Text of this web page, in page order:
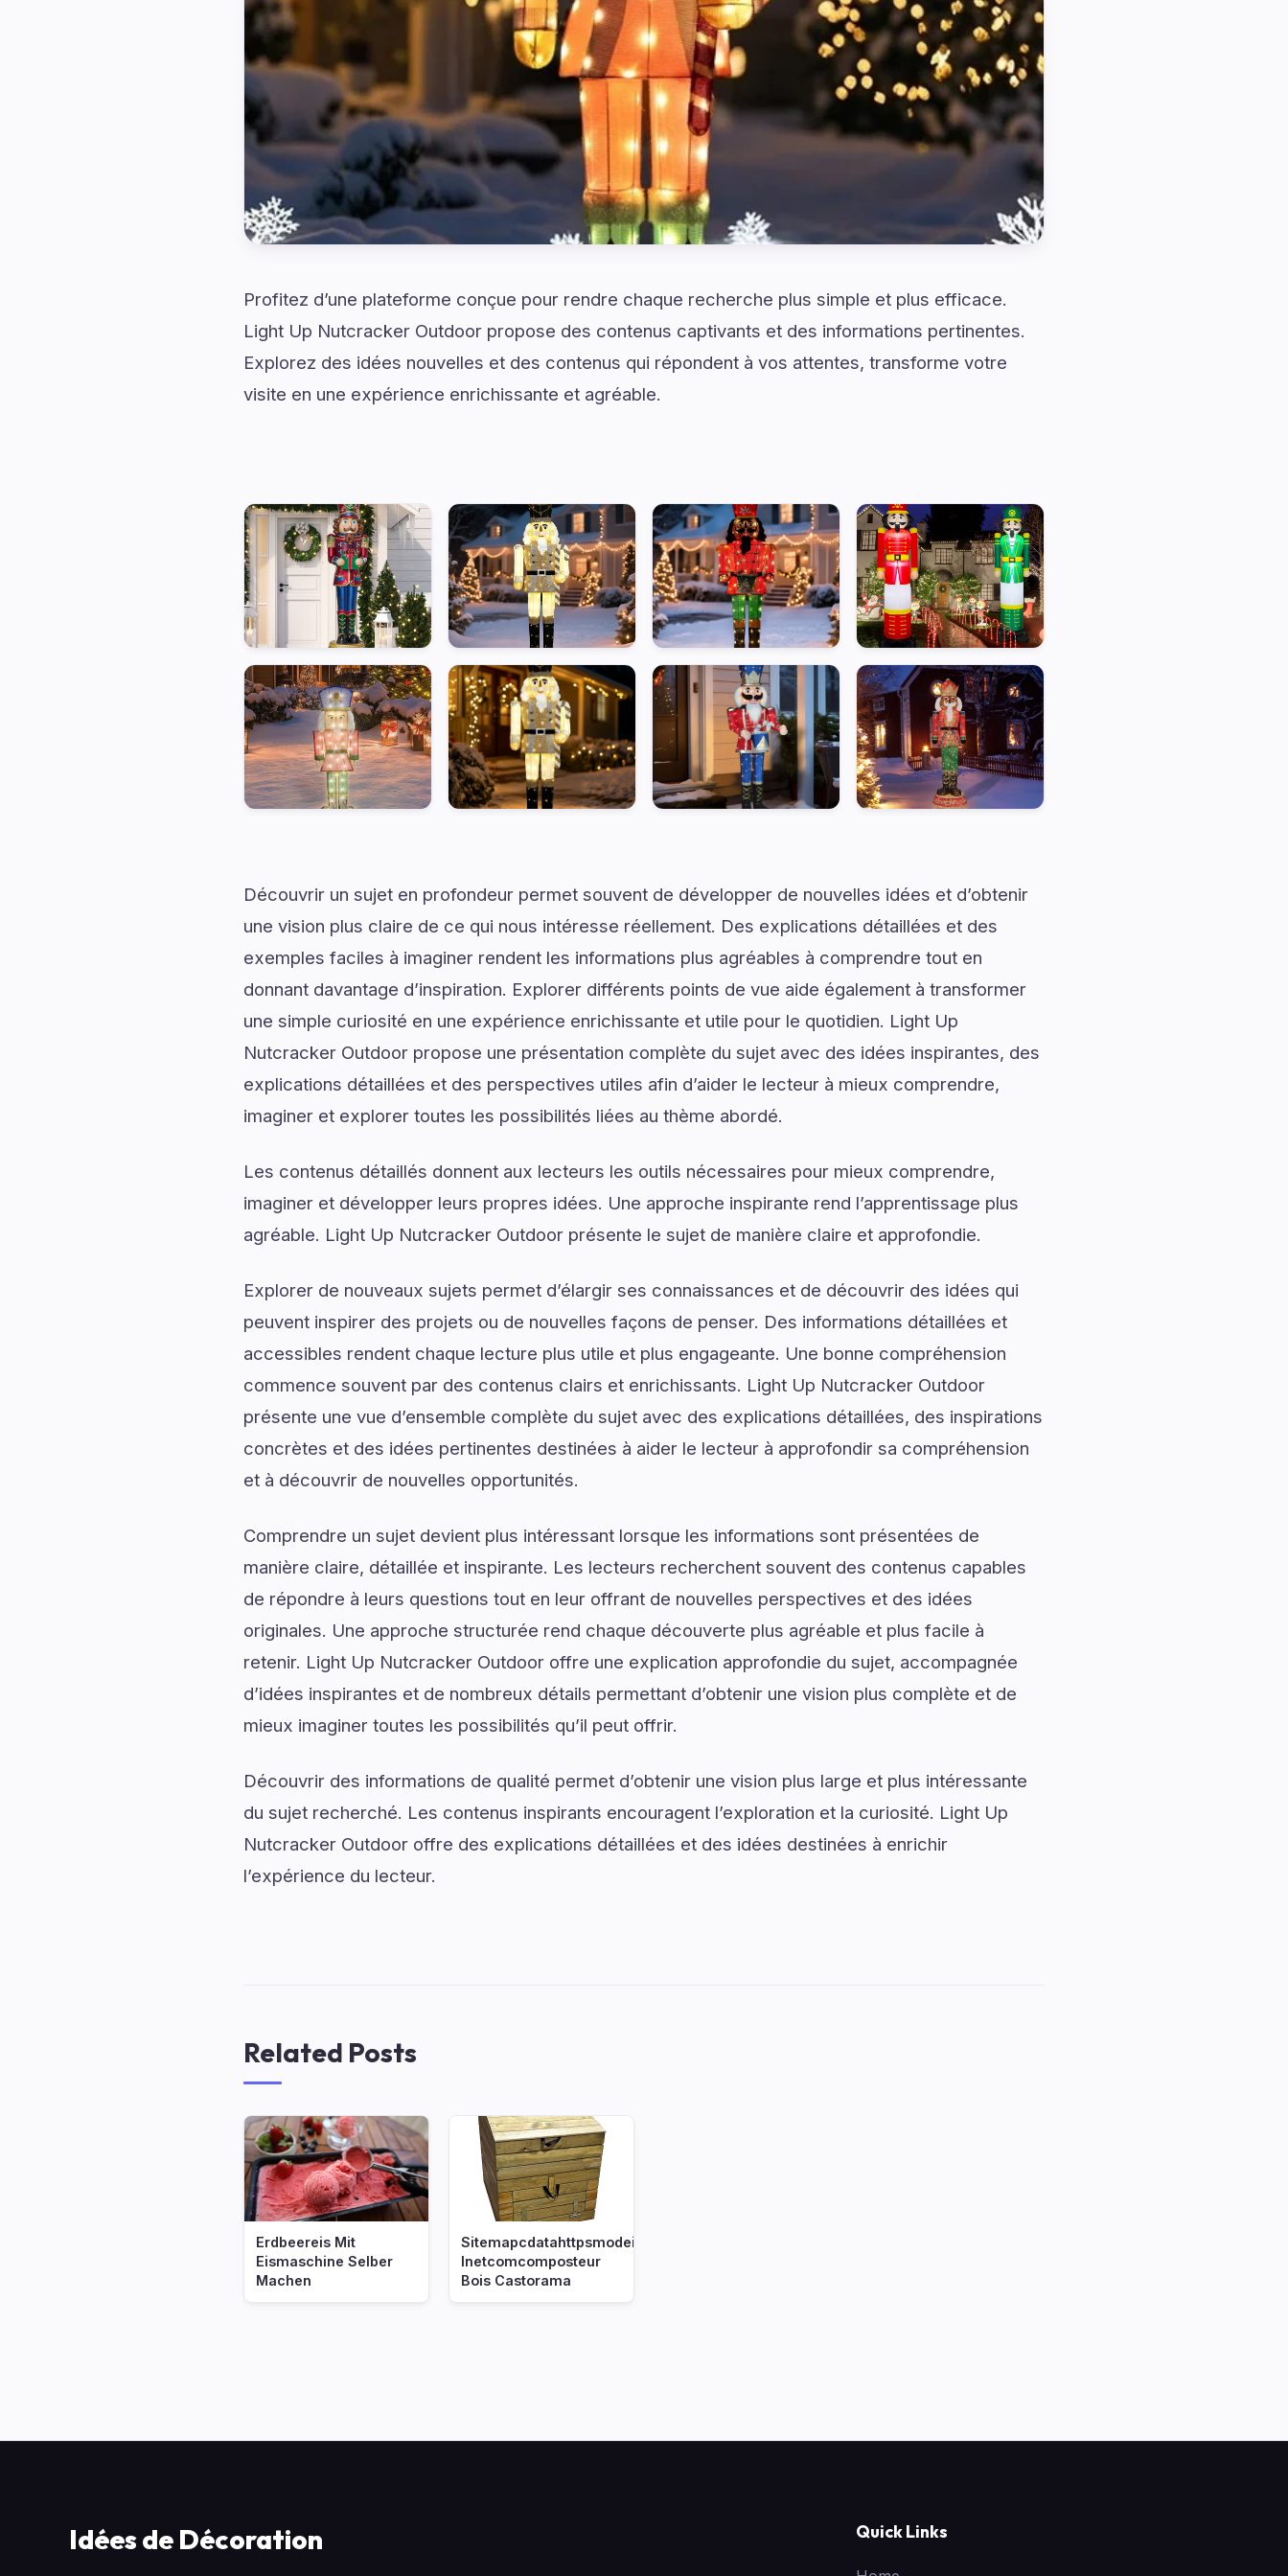
Profitez d’une plateforme conçue pour rendre chaque recherche plus simple et plus efficace.
Light Up Nutcracker Outdoor propose des contenus captivants et des informations pertinentes.
Explorez des idées nouvelles et des contenus qui répondent à vos attentes, transforme votre
visite en une expérience enrichissante et agréable.
Découvrir un sujet en profondeur permet souvent de développer de nouvelles idées et d’obtenir
une vision plus claire de ce qui nous intéresse réellement. Des explications détaillées et des
exemples faciles à imaginer rendent les informations plus agréables à comprendre tout en
donnant davantage d’inspiration. Explorer différents points de vue aide également à transformer
une simple curiosité en une expérience enrichissante et utile pour le quotidien. Light Up
Nutcracker Outdoor propose une présentation complète du sujet avec des idées inspirantes, des
explications détaillées et des perspectives utiles afin d’aider le lecteur à mieux comprendre,
imaginer et explorer toutes les possibilités liées au thème abordé.
Les contenus détaillés donnent aux lecteurs les outils nécessaires pour mieux comprendre,
imaginer et développer leurs propres idées. Une approche inspirante rend l’apprentissage plus
agréable. Light Up Nutcracker Outdoor présente le sujet de manière claire et approfondie.
Explorer de nouveaux sujets permet d’élargir ses connaissances et de découvrir des idées qui
peuvent inspirer des projets ou de nouvelles façons de penser. Des informations détaillées et
accessibles rendent chaque lecture plus utile et plus engageante. Une bonne compréhension
commence souvent par des contenus clairs et enrichissants. Light Up Nutcracker Outdoor
présente une vue d’ensemble complète du sujet avec des explications détaillées, des inspirations
concrètes et des idées pertinentes destinées à aider le lecteur à approfondir sa compréhension
et à découvrir de nouvelles opportunités.
Comprendre un sujet devient plus intéressant lorsque les informations sont présentées de
manière claire, détaillée et inspirante. Les lecteurs recherchent souvent des contenus capables
de répondre à leurs questions tout en leur offrant de nouvelles perspectives et des idées
originales. Une approche structurée rend chaque découverte plus agréable et plus facile à
retenir. Light Up Nutcracker Outdoor offre une explication approfondie du sujet, accompagnée
d’idées inspirantes et de nombreux détails permettant d’obtenir une vision plus complète et de
mieux imaginer toutes les possibilités qu’il peut offrir.
Découvrir des informations de qualité permet d’obtenir une vision plus large et plus intéressante
du sujet recherché. Les contenus inspirants encouragent l’exploration et la curiosité. Light Up
Nutcracker Outdoor offre des explications détaillées et des idées destinées à enrichir
l’expérience du lecteur.
Related Posts
Erdbeereis Mit
Eismaschine Selber
Machen
Sitemapcdatahttpsmodeinf
Inetcomcomposteur
Bois Castorama
Idées de Décoration Quick Links